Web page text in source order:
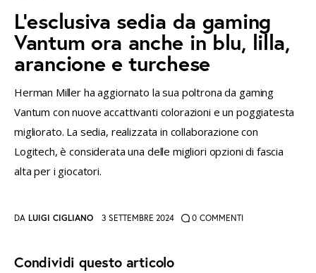
instagrammthreads twitter-
x
L’esclusiva sedia da gaming
Vantum ora anche in blu, lilla,
arancione e turchese
Herman Miller ha aggiornato la sua poltrona da gaming
Vantum con nuove accattivanti colorazioni e un poggiatesta
migliorato. La sedia, realizzata in collaborazione con
Logitech, è considerata una delle migliori opzioni di fascia
alta per i giocatori.
DA LUIGI CIGLIANO 3 SETTEMBRE 2024 0 COMMENTI
Condividi questo articolo